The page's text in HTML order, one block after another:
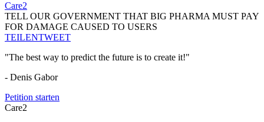
Care2
TELL OUR GOVERNMENT THAT BIG PHARMA MUST PAY
FOR DAMAGE CAUSED TO USERS
TEILENTWEET
"The best way to predict the future is to create it!"
- Denis Gabor
Petition starten
Care2